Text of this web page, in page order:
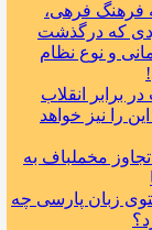
فرهنگ فرهی،
که درگذشت
و نوع نظام
در برابر انقلاب
این را نیز خواهد
مخملباف به
زبان پارسی چه